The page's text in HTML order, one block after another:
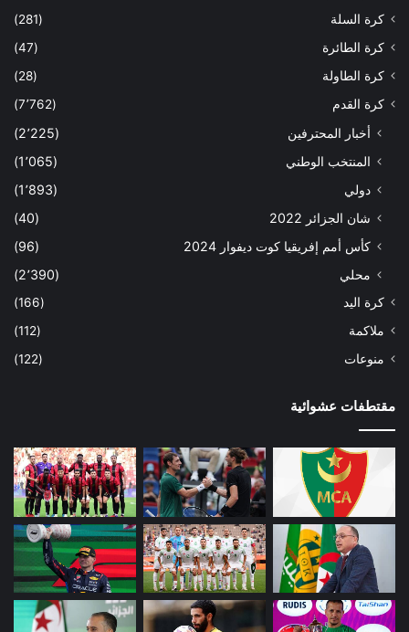
كرة السلة
(281)
كرة الطائرة
(47)
كرة الطاولة
(28)
كرة القدم
(7٬762)
أخبار المحترفين
(2٬225)
المنتخب الوطني
(1٬065)
دولي
(1٬893)
شان الجزائر 2022
(40)
كأس أمم إفريقيا كوت ديفوار 2024
(96)
محلي
(2٬390)
كرة اليد
(166)
ملاكمة
(112)
منوعات
(122)
مقتطفات عشوائية